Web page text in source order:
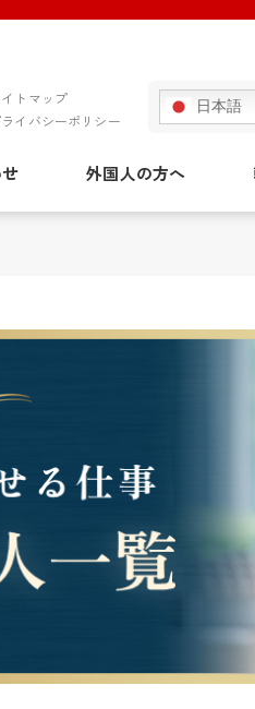
トマップ
ライバシーポリシー
日本語
外国人の方へ